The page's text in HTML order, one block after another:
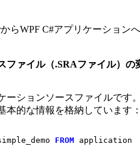
らWPF C#アプリケーション
ファイル（.SRAファイル）の
ーションソースファイルです
本的な情報を格納しています
FROM application